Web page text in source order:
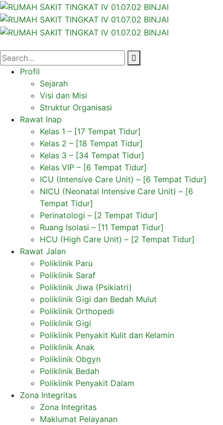
Profil
Sejarah
Visi dan Misi
Struktur Organisasi
Rawat Inap
Kelas 1 – [17 Tempat Tidur]
Kelas 2 – [18 Tempat Tidur]
Kelas 3 – [34 Tempat Tidur]
Kelas VIP – [6 Tempat Tidur]
ICU (Intensive Care Unit) – [6 Tempat Tidur]
NICU (Neonatal Intensive Care Unit) – [6
Tempat Tidur]
Perinatologi – [2 Tempat Tidur]
Ruang Isolasi – [11 Tempat Tidur]
HCU (High Care Unit) – [2 Tempat Tidur]
Rawat Jalan
Poliklinik Paru
Poliklinik Saraf
Poliklinik Jiwa (Psikiatri)
poliklinik Gigi dan Bedah Mulut
Poliklinik Orthopedi
Poliklinik Gigi
Poliklinik Penyakit Kulit dan Kelamin
Poliklinik Anak
Poliklinik Obgyn
Poliklinik Bedah
Poliklinik Penyakit Dalam
Zona Integritas
Zona Integritas
Maklumat Pelayanan